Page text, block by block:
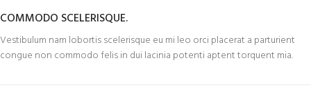
COMMODO SCELERISQUE.
Vestibulum nam lobortis scelerisque eu mi leo orci placerat a parturient
congue non commodo felis in dui lacinia potenti aptent torquent mia.